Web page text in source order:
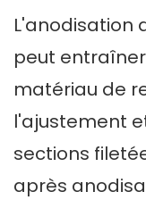
L'anodisation
peut
matériau de
l'ajustement
sections
après